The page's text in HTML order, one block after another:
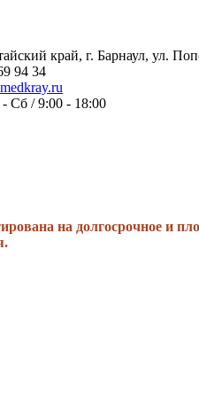
край, г. Барнаул, ул.
94 34
Сб / 9:00 - 18:00
на долгосрочное и